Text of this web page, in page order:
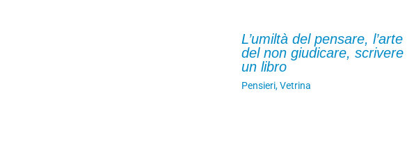
L’umiltà del pensare, l’arte
del non giudicare, scrivere
un libro
Pensieri,Vetrina